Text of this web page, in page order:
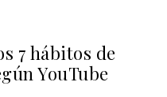
7 hábitos de
YouTube